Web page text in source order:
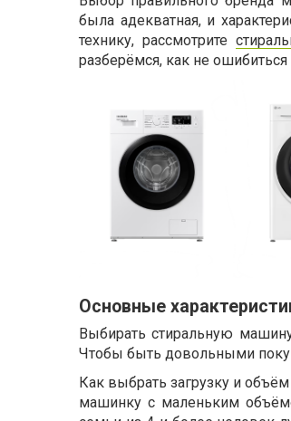
была адекватная, и
технику, рассмотрите
разберёмся, как не
Основные
Выбирать стиральную
Чтобы быть довольными
Как выбрать загрузку и
машинку с маленьким